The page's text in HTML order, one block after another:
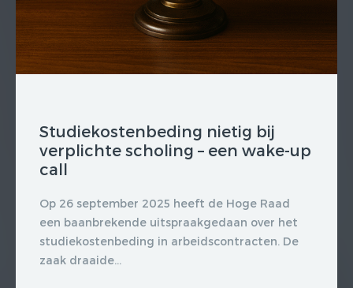
Studiekostenbeding nietig bij
verplichte scholing – een wake-up
call
Op 26 september 2025 heeft de Hoge Raad
een baanbrekende uitspraakgedaan over het
studiekostenbeding in arbeidscontracten. De
zaak draaide...